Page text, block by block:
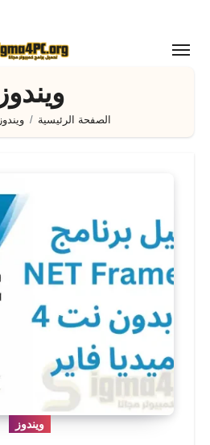
المحتوى
ويندوز
الصفحة الرئيسية ويندوز
ويندوز